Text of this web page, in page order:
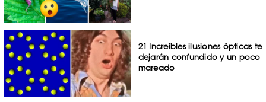
21 Increíbles ilusiones ópticas te
dejarán confundido y un poco
mareado